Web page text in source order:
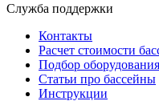
Служба поддержки
Контакты
Расчет стоимости
Подбор оборудования
Статьи про бассейны
Инструкции